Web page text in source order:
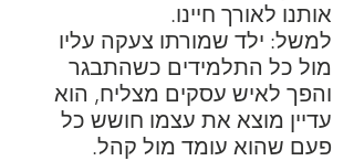
אותנו לאורך חיינו.
למשל: ילד שמורתו צעקה עליו
מול כל התלמידים כשהתבגר
והפך לאיש עסקים מצליח, הוא
עדיין מוצא את עצמו חושש כל
פעם שהוא עומד מול קהל.